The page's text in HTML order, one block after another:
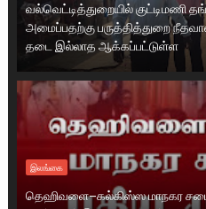
வல்வெட்டித்துறையில் குட்டிமணி
அமைப்பதற்கு பருத்தித்துறை
தடை இல்லாத ஆக்கப்பட்டுள்ள
இலங்கை
தெஹிவளை–கல்கிஸ்ஸ மாநகர